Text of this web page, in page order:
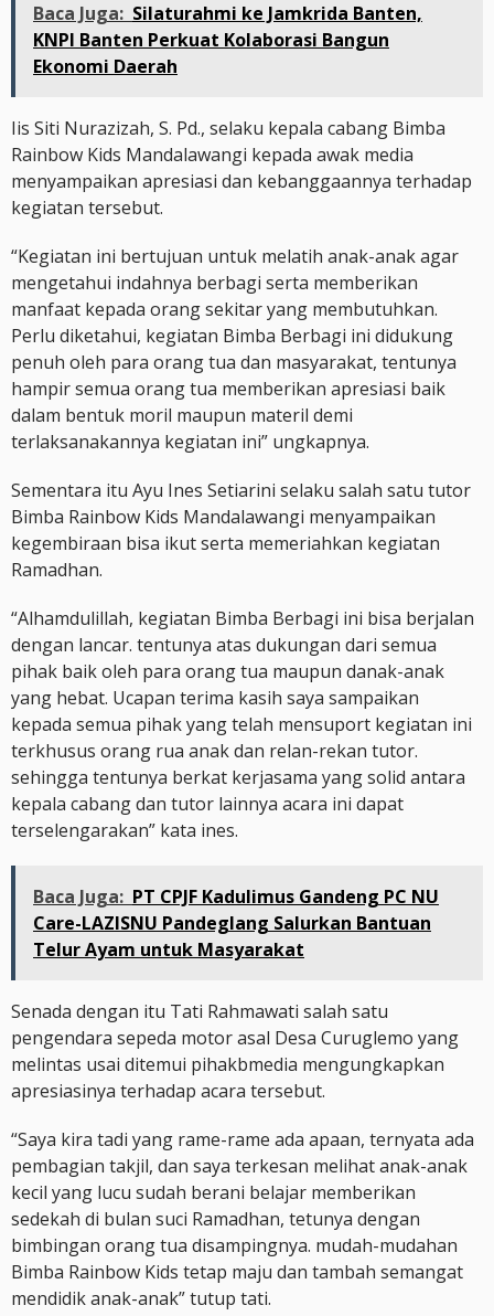
Baca Juga: Silaturahmi ke Jamkrida Banten,
KNPI Banten Perkuat Kolaborasi Bangun
Ekonomi Daerah
Iis Siti Nurazizah, S. Pd., selaku kepala cabang Bimba
Rainbow Kids Mandalawangi kepada awak media
menyampaikan apresiasi dan kebanggaannya terhadap
kegiatan tersebut.
“Kegiatan ini bertujuan untuk melatih anak-anak agar
mengetahui indahnya berbagi serta memberikan
manfaat kepada orang sekitar yang membutuhkan.
Perlu diketahui, kegiatan Bimba Berbagi ini didukung
penuh oleh para orang tua dan masyarakat, tentunya
hampir semua orang tua memberikan apresiasi baik
dalam bentuk moril maupun materil demi
terlaksanakannya kegiatan ini” ungkapnya.
Sementara itu Ayu Ines Setiarini selaku salah satu tutor
Bimba Rainbow Kids Mandalawangi menyampaikan
kegembiraan bisa ikut serta memeriahkan kegiatan
Ramadhan.
“Alhamdulillah, kegiatan Bimba Berbagi ini bisa berjalan
dengan lancar. tentunya atas dukungan dari semua
pihak baik oleh para orang tua maupun danak-anak
yang hebat. Ucapan terima kasih saya sampaikan
kepada semua pihak yang telah mensuport kegiatan ini
terkhusus orang rua anak dan relan-rekan tutor.
sehingga tentunya berkat kerjasama yang solid antara
kepala cabang dan tutor lainnya acara ini dapat
terselengarakan” kata ines.
Baca Juga: PT CPJF Kadulimus Gandeng PC NU
Care-LAZISNU Pandeglang Salurkan Bantuan
Telur Ayam untuk Masyarakat
Senada dengan itu Tati Rahmawati salah satu
pengendara sepeda motor asal Desa Curuglemo yang
melintas usai ditemui pihakbmedia mengungkapkan
apresiasinya terhadap acara tersebut.
“Saya kira tadi yang rame-rame ada apaan, ternyata ada
pembagian takjil, dan saya terkesan melihat anak-anak
kecil yang lucu sudah berani belajar memberikan
sedekah di bulan suci Ramadhan, tetunya dengan
bimbingan orang tua disampingnya. mudah-mudahan
Bimba Rainbow Kids tetap maju dan tambah semangat
mendidik anak-anak” tutup tati.